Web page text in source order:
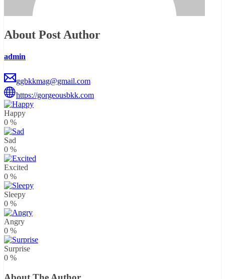
About Post Author
admin
ggbkkmag@gmail.com
https://gorgeousbkk.com
Happy
0 %
Sad
0 %
Excited
0 %
Sleepy
0 %
Angry
0 %
Surprise
0 %